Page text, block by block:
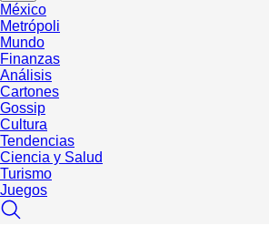
México
Metrópoli
Mundo
Finanzas
Análisis
Cartones
Gossip
Cultura
Tendencias
Ciencia y Salud
Turismo
Juegos